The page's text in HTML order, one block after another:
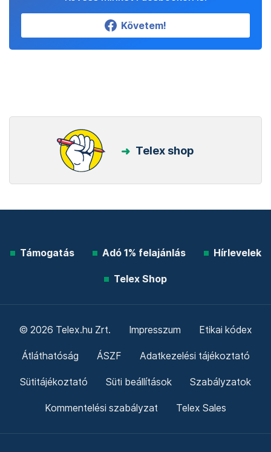
Követem!
Telex shop
Támogatás Adó 1% felajánlás Hírlevelek
Telex Shop
© 2026 Telex.hu Zrt. Impresszum Etikai kódex
Átláthatóság ÁSZF Adatkezelési tájékoztató
Sütitájékoztató Süti beállítások Szabályzatok
Kommentelési szabályzat Telex Sales